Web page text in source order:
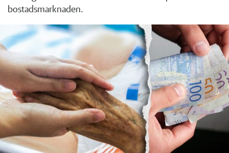
bostadsmarknaden.